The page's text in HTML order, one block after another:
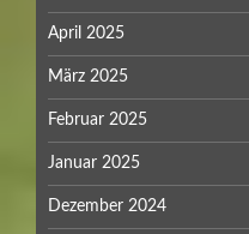
April 2025
März 2025
Februar 2025
Januar 2025
Dezember 2024